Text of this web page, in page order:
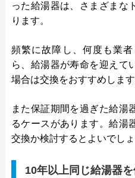
った給湯器は、さまざまな
ります。
頻繁に故障し、何度も業
ら、給湯器が寿命を迎えて
場合は交換をおすすめします
また保証期間を過ぎた給湯
るケースがあります。給湯
交換か検討するとよいでしょ
10年以上同じ給湯器